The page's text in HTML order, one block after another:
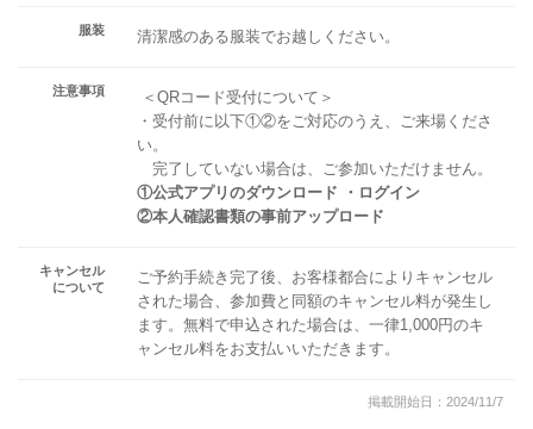
服装 清潔感のある服装でお越しください。
注意事項
＜QRコード受付について＞
・受付前に以下①②をご対応のうえ、ご来場くださ
い。
完了していない場合は、ご参加いただけません。
①公式アプリのダウンロード ・ログイン
②本人確認書類の事前アップロード
キャンセル
について
ご予約手続き完了後、お客様都合によりキャンセル
された場合、参加費と同額のキャンセル料が発生し
ます。無料で申込された場合は、一律1,000円のキ
ャンセル料をお支払いいただきます。
掲載開始日：2024/11/7